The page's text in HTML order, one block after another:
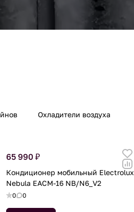
Охладители воздуха
65 990 ₽
Кондиционер мобильный Electrolux
Nebula EACM-16 NB/N6_V2
0 0